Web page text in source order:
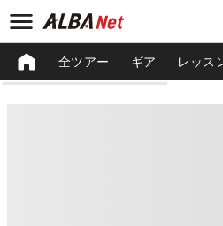
全ツアー ギア レッス